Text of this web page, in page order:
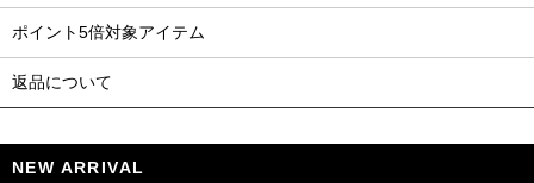
ポイント5倍対象アイテム
返品について
NEW ARRIVAL